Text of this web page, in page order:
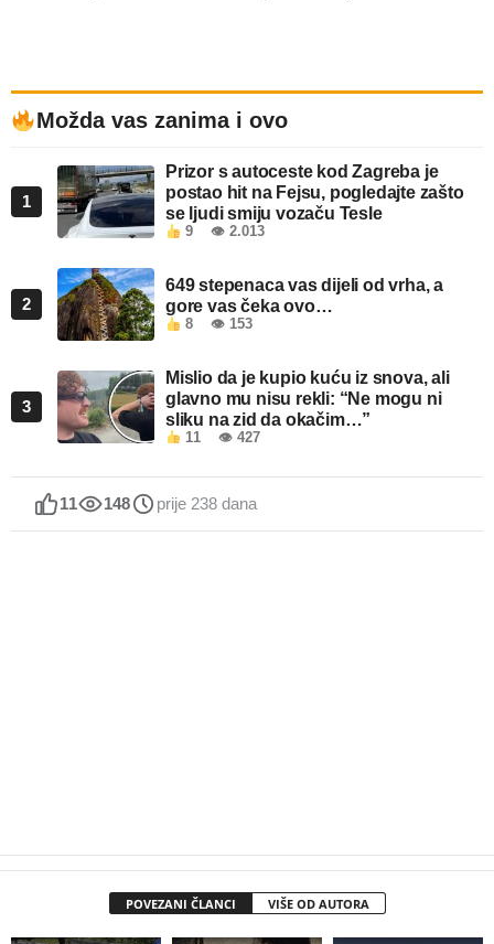
Možda vas zanima i ovo
1
Prizor s autoceste kod Zagreba je
postao hit na Fejsu, pogledajte zašto
se ljudi smiju vozaču Tesle
9 👁 2.013
2
649 stepenaca vas dijeli od vrha, a
gore vas čeka ovo…
8 👁 153
3
Mislio da je kupio kuću iz snova, ali
glavno mu nisu rekli: “Ne mogu ni
sliku na zid da okačim…”
11 👁 427
11 148 prije 238 dana
POVEZANI ČLANCI VIŠE OD AUTORA